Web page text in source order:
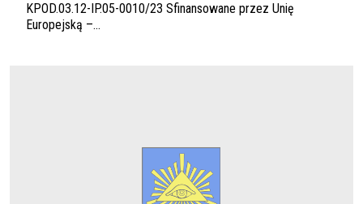
KPOD.03.12-IP.05-0010/23 Sfinansowane przez Unię
Europejską –...